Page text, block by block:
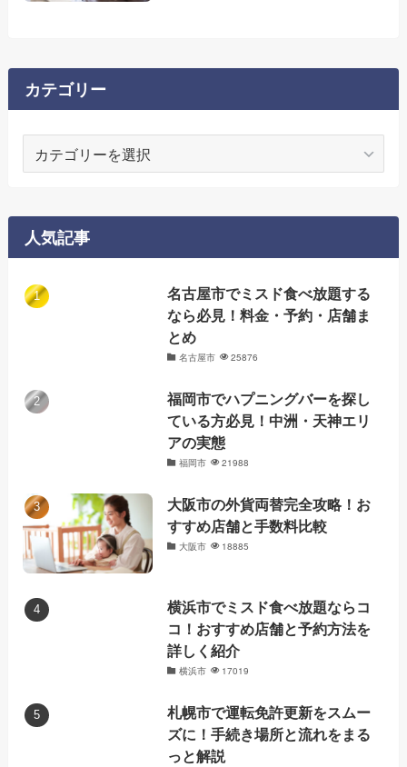
カテゴリー
テ
リ
ー
人気記事
名古屋市でミスド食べ放題する
なら必見！料金・予約・店舗ま
とめ
名古屋市 25876
福岡市でハプニングバーを探し
ている方必見！中洲・天神エリ
アの実態
福岡市 21988
大阪市の外貨両替完全攻略！お
すすめ店舗と手数料比較
大阪市 18885
横浜市でミスド食べ放題ならコ
コ！おすすめ店舗と予約方法を
詳しく紹介
横浜市 17019
札幌市で運転免許更新をスムー
ズに！手続き場所と流れをまる
っと解説